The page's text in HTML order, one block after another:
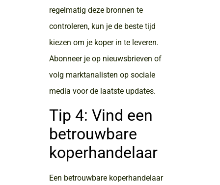
regelmatig deze bronnen te
controleren, kun je de beste tijd
kiezen om je koper in te leveren.
Abonneer je op nieuwsbrieven of
volg marktanalisten op sociale
media voor de laatste updates.
Tip 4: Vind een
betrouwbare
koperhandelaar
Een betrouwbare koperhandelaar